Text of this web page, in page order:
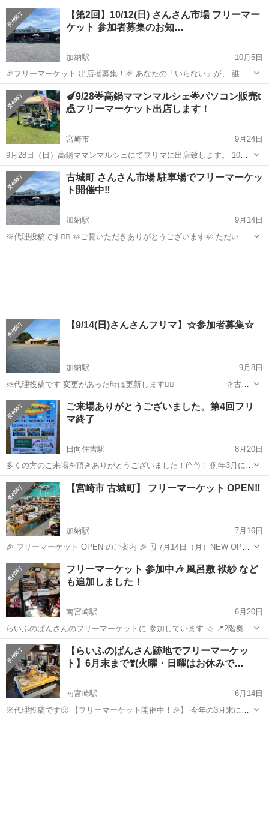
イク展示販売開催します。 日時 11月7.8.9日 10:00〜15:00 着物リ
メイク、ズボン、ベスト、ジャケット、スカート、バ...
宮崎 宮崎市 宮崎神宮駅 フリーマーケット 刺し子
【第2回】10/12(日) さんさん市場 フリーマー
ケット 参加者募集のお知…
加納駅
10月5日
🎉フリーマーケット 出店者募集！🎉 あなたの「いらない」が、 誰か
の「欲しい」に！ 一緒にフリマを楽しみましょう♪ ⸻ 🗓 開催日：
10月12日（日） 📍 場所...
宮崎 宮崎市 加納駅 フリーマーケット 参加者募集
🍆9/28🌟高鍋ママンマルシェ🌟パソコン販売t
🎪フリーマーケット出店します！
宮崎市
9月24日
9月28日（日）高鍋ママンマルシェにてフリマに出店致します。 10：
00～16：00 中古ノートパソコン出品します。１０台 Office2021の入っ
たノートパソコン 21800円！よりそろえております。 ...
宮崎 宮崎市 フリーマーケット フリマ
古城町 さんさん市場 駐車場でフリーマーケッ
ト開催中‼️
加納駅
9月14日
※代理投稿です🙇‍♂️ 🌞ご覧いただきありがとうございます🌞 ただい
【9/14(日)さんさんフリマ】☆参加者募集☆
加納駅
9月8日
※代理投稿です 変更があった時は更新します🙇‍♂️ ―――――― 🌞古城
町さんさん市場 フリーマーケット開催！🛍️ 毎月第2日曜日に、 さんさ
ん市場（古城町）店舗前の駐車場で 一般参加のフリー...
宮崎 宮崎市 加納駅 フリーマーケット フリマ
ご来場ありがとうございました。第4回フリ
マ終了
日向住吉駅
8月20日
多くの方のご来場を頂きありがとうございました！(^-^)！ 例年3月に行
っていたフリマが10月に変更になりました。 ★★★第4回広瀬地区フ
リーマーケット★★★ 日時 : 10月5日(日)10:30~14:30 場...
宮崎 宮崎市 日向住吉駅 フリーマーケット 駐車場
【宮崎市 古城町】 フリーマーケット OPEN‼️
加納駅
7月16日
🎉 フリーマーケット OPEN のご案内 🎉 🗓 7月14日（月）NEW OPEN
しました！ 📍 古城町「さんさん市場」 さん店舗内 ⏰ 10:00～17:00
※定休日：不定休（急なお休みの場合あり） 店内入口と駐車場...
宮崎 宮崎市 加納駅 フリーマーケット 会場
フリーマーケット 参加中🎶 風呂敷 袱紗 など
も追加しました！
南宮崎駅
6月20日
らいふのぱんさんのフリーマーケットに 参加しています ☆ 📍2階奥の
⑨番ブースです🙂 🐱 猫グッズや雑貨を中心に出品中♪ そして 6月18日
から、新しく ✨ 袱紗・風呂敷・かけ袱紗 が仲間入り✨️ (未使用～
USED 美...
宮崎 宮崎市 南宮崎駅 フリーマーケット
【らいふのぱんさん跡地でフリーマーケッ
ト】6月末まで❣️(火曜・日曜はお休みで…
南宮崎駅
6月14日
※代理投稿です🙂 【フリーマーケット開催中！🎉】 今年の3月末に惜